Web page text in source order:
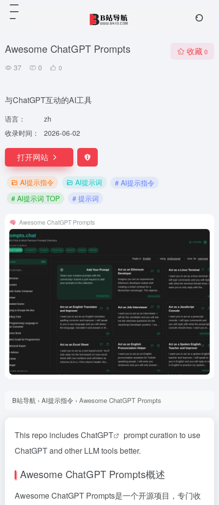
Awesome ChatGPT Prompts
37 0 0
收藏 0
与ChatGPT互动的AI工具
语言：
zh
收录时间：
2026-06-02
打开网站
AI提示指令 AI提示词
# AI提示指令
# AI提示词 TOP
# 提示词
Awesome ChatGPT Prompts
B站导航 › AI提示指令 › Awesome ChatGPT Prompts
This repo includesChatGPT
prompt curation to use
ChatGPT and other LLM tools better.
Awesome ChatGPT Prompts概述
Awesome ChatGPT Prompts是一个开源项目，专门收